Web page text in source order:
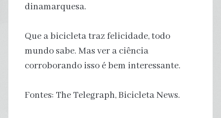
dinamarquesa.
Que a bicicleta traz felicidade, todo
mundo sabe. Mas ver a ciência
corroborando isso é bem interessante.
Fontes: The Telegraph, Bicicleta News.